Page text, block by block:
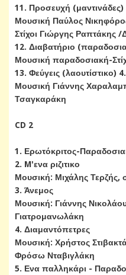
11. Προσευχή (μαντινάδες)
Μουσική Παύλος
Στίχοι Γιώργης Ραπτάκης
12. Διαβατήριο
Μουσική παραδοσιακή-
13. Φεύγεις (λαουτίστικο)
Μουσική Γιάννης
Τσαγκαράκη
CD 2
1. Ερωτόκριτος-
2. M'ενα ριζιτικο
Μουσική: Μιχάλης Τερζής,
3. Άνεμος
Μουσική: Γιάννης
Γιατρομανωλάκη
4. Διαμαντόπετρες
Μουσική: Χρήστος
Φρόσω Νταβιγλάκη
5. Ενα παλληκάρι -